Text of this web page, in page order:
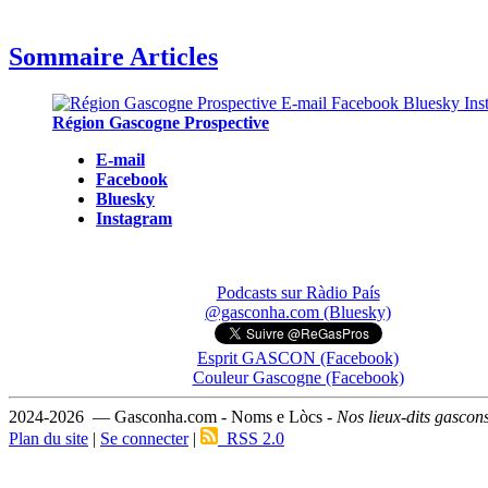
Sommaire Articles
Région Gascogne Prospective
E-mail
Facebook
Bluesky
Instagram
Podcasts sur Ràdio País
@gasconha.com (Bluesky)
Esprit GASCON (Facebook)
Couleur Gascogne (Facebook)
2024-2026 — Gasconha.com - Noms e Lòcs - Nos lieux-dits
Plan du site | Se connecter| RSS 2.0